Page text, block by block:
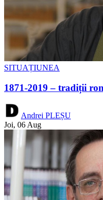
SITUAȚIUNEA
1871-2019 – tradiții
Andrei PLEȘU
Joi, 06 Aug